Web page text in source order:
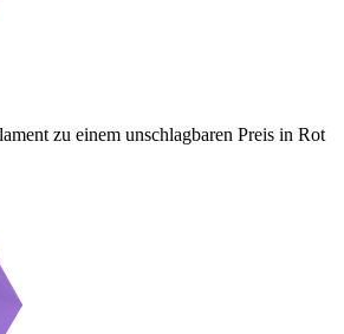
zu einem unschlagbaren Preis in Rot